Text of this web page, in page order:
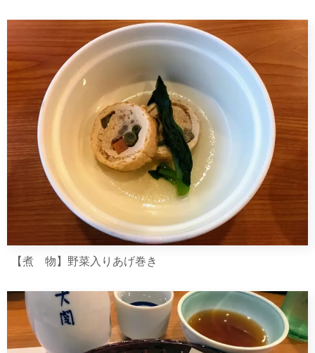
【煮 物】野菜入りあげ巻き